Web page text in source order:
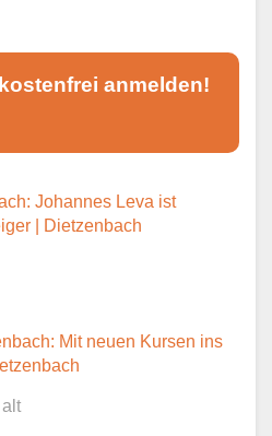
anmelden!
lediglich zur
und ist nicht
*
Johannes Leva ist
| Dietzenbach
Mit neuen Kursen ins